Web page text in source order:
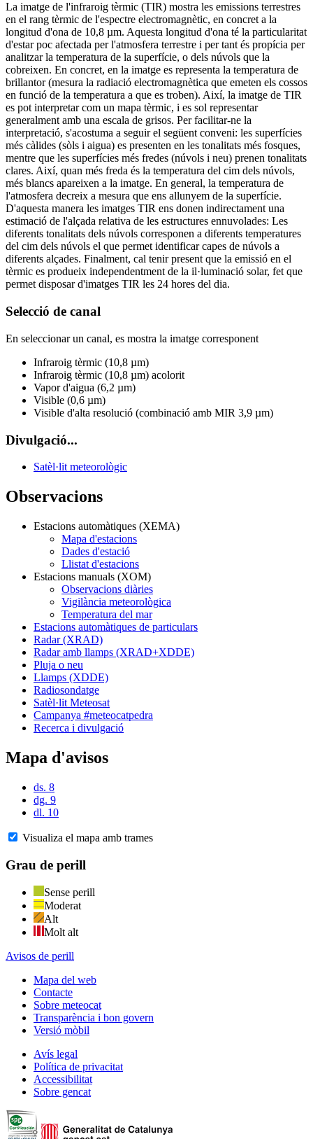
La imatge de l'infraroig tèrmic (TIR) mostra les emissions terrestres
en el rang tèrmic de l'espectre electromagnètic, en concret a la
longitud d'ona de 10,8 µm. Aquesta longitud d'ona té la particularitat
d'estar poc afectada per l'atmosfera terrestre i per tant és propícia per
analitzar la temperatura de la superfície, o dels núvols que la
cobreixen. En concret, en la imatge es representa la temperatura de
brillantor (mesura la radiació electromagnètica que emeten els cossos
en funció de la temperatura a que es troben). Així, la imatge de TIR
es pot interpretar com un mapa tèrmic, i es sol representar
generalment amb una escala de grisos. Per facilitar-ne la
interpretació, s'acostuma a seguir el següent conveni: les superfícies
més càlides (sòls i aigua) es presenten en les tonalitats més fosques,
mentre que les superfícies més fredes (núvols i neu) prenen tonalitats
clares. Així, quan més freda és la temperatura del cim dels núvols,
més blancs apareixen a la imatge. En general, la temperatura de
l'atmosfera decreix a mesura que ens allunyem de la superfície.
D'aquesta manera les imatges TIR ens donen indirectament una
estimació de l'alçada relativa de les estructures ennuvolades: Les
diferents tonalitats dels núvols corresponen a diferents temperatures
del cim dels núvols el que permet identificar capes de núvols a
diferents alçades. Finalment, cal tenir present que la emissió en el
tèrmic es produeix independentment de la il·luminació solar, fet que
permet disposar d'imatges TIR les 24 hores del dia.
Selecció de canal
En seleccionar un canal, es mostra la imatge corresponent
Infraroig tèrmic (10,8 µm)
Infraroig tèrmic (10,8 µm) acolorit
Vapor d'aigua (6,2 µm)
Visible (0,6 µm)
Visible d'alta resolució (combinació amb MIR 3,9 µm)
Divulgació...
Satèl·lit meteorològic
Observacions
Estacions automàtiques (XEMA)
Mapa d'estacions
Dades d'estació
Llistat d'estacions
Estacions manuals (XOM)
Observacions diàries
Vigilància meteorològica
Temperatura del mar
Estacions automàtiques de particulars
Radar (XRAD)
Radar amb llamps (XRAD+XDDE)
Pluja o neu
Llamps (XDDE)
Radiosondatge
Satèl·lit Meteosat
Campanya #meteocatpedra
Recerca i divulgació
Mapa d'avisos
ds. 8
dg. 9
dl. 10
Visualiza el mapa amb trames
Grau de perill
Sense perill
Moderat
Alt
Molt alt
Avisos de perill
Mapa del web
Contacte
Sobre meteocat
Transparència i bon govern
Versió mòbil
Avís legal
Política de privacitat
Accessibilitat
Sobre gencat